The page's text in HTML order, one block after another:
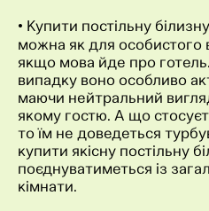
• Купити постільну
можна як для особистого
якщо мова йде про
випадку воно особливо
маючи нейтральний
якому гостю. А що
то їм не доведеться
купити якісну постільну
поєднуватиметься із
кімнати.